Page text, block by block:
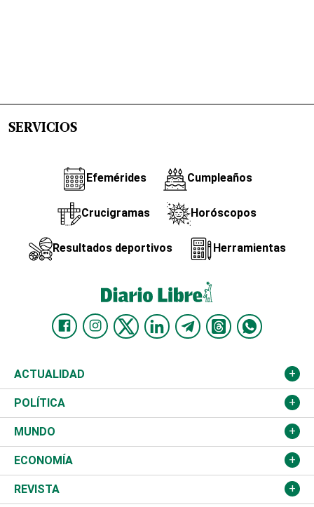
SERVICIOS
Efemérides Cumpleaños
Crucigramas Horóscopos
Resultados deportivos Herramientas
ACTUALIDAD
Nacional
Ciudad
Educación
Salud
POLÍTICA
Partidos
JCE
TSE
MUNDO
Estados Unidos
América Latina
ECONOMÍA
Finanzas
REVISTA